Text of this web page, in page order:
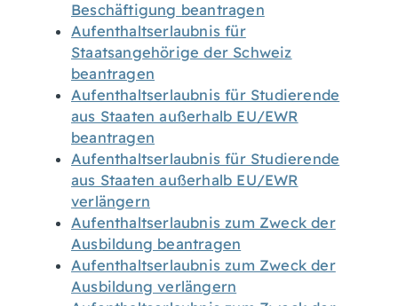
Beschäftigung beantragen
Aufenthaltserlaubnis für
Staatsangehörige der Schweiz
beantragen
Aufenthaltserlaubnis für Studierende
aus Staaten außerhalb EU/EWR
beantragen
Aufenthaltserlaubnis für Studierende
aus Staaten außerhalb EU/EWR
verlängern
Aufenthaltserlaubnis zum Zweck der
Ausbildung beantragen
Aufenthaltserlaubnis zum Zweck der
Ausbildung verlängern